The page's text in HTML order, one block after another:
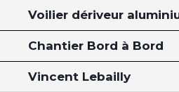
Voilier dériveur
Chantier Bord à Bord
Vincent Lebailly